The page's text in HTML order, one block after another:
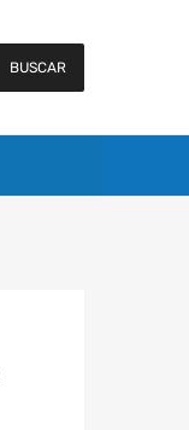
BUSCAR